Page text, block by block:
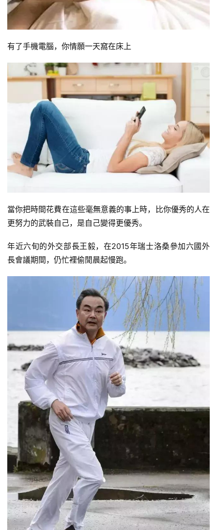
減
脂
劃
有
練
心
得
量
訓
增
伽
身
頻
有了手機電腦，你情願一天窩在床上
當你把時間花費在這些毫無意義的事上時，比你優秀的人在
更努力的武裝自己，是自己變得更優秀。
年近六旬的外交部長王毅，在2015年瑞士洛桑參加六國外
長會議期間，仍忙裡偷閒晨起慢跑。